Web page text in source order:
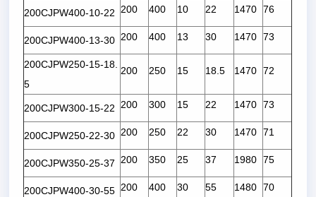
200CJPW400-10-22 200 400 10 22 1470 76
200CJPW400-13-30 200 400 13 30 1470 73
200CJPW250-15-18.
5
200 250 15 18.5 1470 72
200CJPW300-15-22 200 300 15 22 1470 73
200CJPW250-22-30 200 250 22 30 1470 71
200CJPW350-25-37 200 350 25 37 1980 75
200CJPW400-30-55 200 400 30 55 1480 70